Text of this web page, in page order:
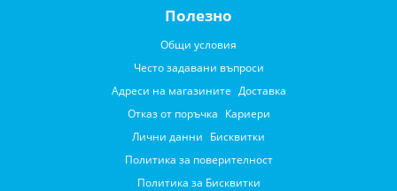
Полезно
Общи условия
Често задавани въпроси
Адреси на магазините Доставка
Отказ от поръчка Кариери
Лични данни Бисквитки
Политика за поверителност
Политика за Бисквитки